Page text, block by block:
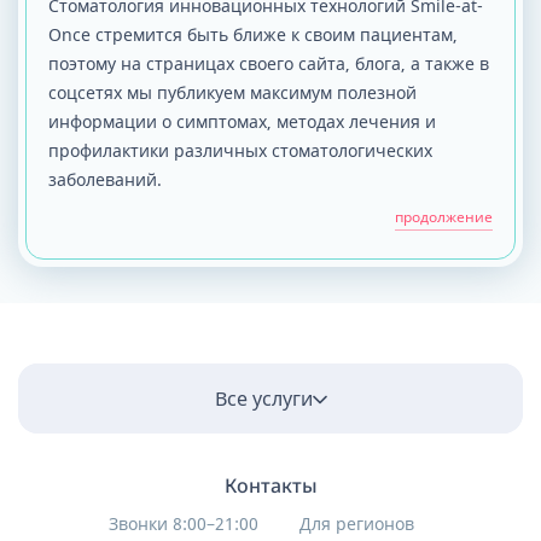
ставить постоянную пломбу.
(Одновременно жестом посылает
медсестру за другим врачом) Заходит
приглашенный доктор и Мария
Николаевна с ходу, не дав ему
посмотреть и сделать свое заключение
по тактике лечения, говорит, что тут
могу отменить поездку всей семьи. Мы
Александровна и я пойду.
Приглашенный доктор: - Кто такая Ольга
Стоматология инновационных технологий Smile-at-
Once стремится быть ближе к своим пациентам,
поэтому на страницах своего сайта, блога, а также в
соцсетях мы публикуем максимум полезной
информации о симптомах, методах лечения и
профилактики различных стоматологических
заболеваний.
продолжение
Все услуги
Контакты
Звонки 8:00–21:00
Для регионов